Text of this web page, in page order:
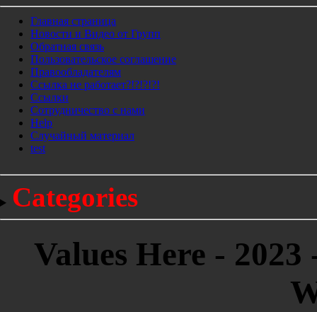
Главная страница
Новости и Видео от Групп
Обратная связь
Пользовательское соглашение
Правообладателям
Ссылка не работает?!?!?!?!
Ссылки
Сотрудничество с нами
Help
Cлучайный материал
test
Categories
Values Here -